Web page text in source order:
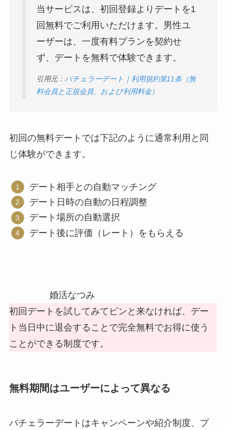
当サービスは、初回登録よりデートを1
回無料でご利用いただけます。男性ユ
ーザーは、一度有料プランを契約せ
ず、デートを無料で体験できます。
引用元： バチェラーデート｜利用規約第11条（無
料会員と正規会員、および利用料金）
初回の無料デートでは下記のように通常利用と同
じ体験ができます。
デート相手との自動マッチング
デート日時の自動の日程調整
デート場所の自動選択
デート後に評価（レート）をもらえる
婚活なつみ
初回デートを試してみてピンと来なければ、デー
ト当日中に退会することで完全無料でお得に使う
ことができる制度です。
無料期間はユーザーによって異なる
バチェラーデートはキャンペーンや紹介制度、プ